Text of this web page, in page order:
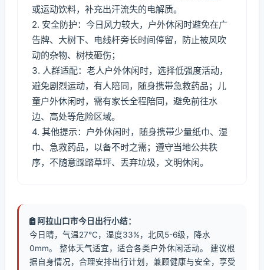
或运动饮料，补充出汗流失的电解质。
2. 安全防护：今日风力较大，户外休闲时避免在广
告牌、大树下、电线杆旁长时间停留，防止被风吹
动的杂物、树枝砸伤；
3. 人群适配：老人户外休闲时，选择低强度活动，
避免剧烈运动，有人陪同，随身携带急救药品；儿
童户外休闲时，需有家长全程陪同，避免前往水
边、高处等危险区域。
4. 其他提示：户外休闲时，随身携带少量纸巾、湿
巾、急救药品，以备不时之需；遵守当地公共秩
序，不随意踩踏草坪、丢弃垃圾，文明休闲。
阿拉山口市今日出行小结：
今日晴，气温27℃，湿度33%，北风5-6级，降水
0mm。 整体天气适宜，适合各类户外休闲活动。 建议根
据自身情况，合理安排出行计划，兼顾健康与安全，享受